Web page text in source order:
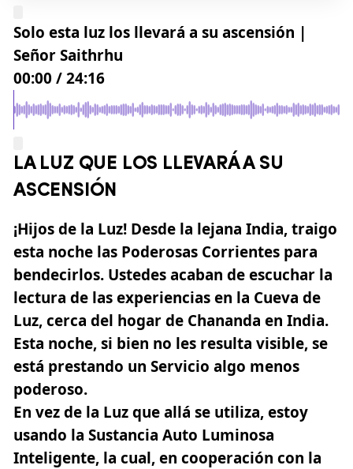
Solo esta luz los llevará a su ascensión |
Señor Saithrhu
00:00 /24:16
LA LUZ QUE LOS LLEVARÁ A SU
ASCENSIÓN
¡Hijos de la Luz! Desde la lejana India, traigo
esta noche las Poderosas Corrientes para
bendecirlos. Ustedes acaban de escuchar la
lectura de las experiencias en la Cueva de
Luz, cerca del hogar de Chananda en India.
Esta noche, si bien no les resulta visible, se
está prestando un Servicio algo menos
poderoso.
En vez de la Luz que allá se utiliza, estoy
usando la Sustancia Auto Luminosa
Inteligente, la cual, en cooperación con la